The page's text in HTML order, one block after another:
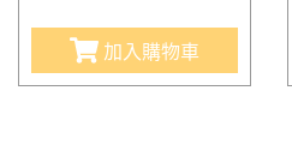
加入購物車